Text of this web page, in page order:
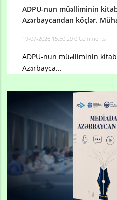
ADPU-nun müəlliminin
Azərbaycandan köçlər.
19-07-2026 15:50:29 0 Comments
ADPU-nun müəlliminin
Azərbayca...